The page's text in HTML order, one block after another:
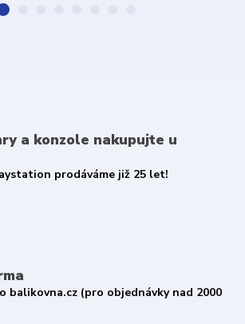
a konzole nakupujte u
prodáváme již 25 let!
balikovna.cz (pro objednávky nad 2000